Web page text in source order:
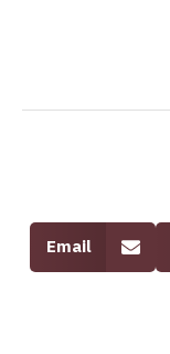
Email